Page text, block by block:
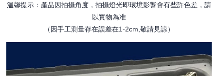
溫馨提示：產品因拍攝角度，拍攝燈光即環境影響會有些許色差，請
以實物為准
（因手工測量存在誤差在1-2cm,敬請見諒）